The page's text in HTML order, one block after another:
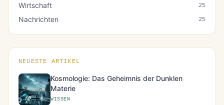
Wirtschaft 25
Nachrichten 25
NEUESTE ARTIKEL
Kosmologie: Das Geheimnis der Dunklen
Materie
WISSEN